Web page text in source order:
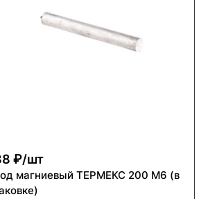
₽/шт
магниевый ТЕРМЕКС 200 М6 (в